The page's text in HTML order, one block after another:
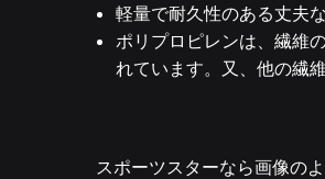
軽量で耐久性のある丈夫
ポリプロピレンは、繊維
れています。又、他の繊
スポーツスターなら画像の